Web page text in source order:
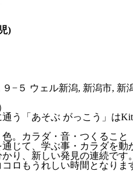
)
−５ ウェル新潟, 新潟市, 新
う「あそぶ がっこう」は
色。カラダ・音・つくるこ
じて、学ぶ事・カラダを
り、新しい発見の連続です。
ロもうれしい時間となりま